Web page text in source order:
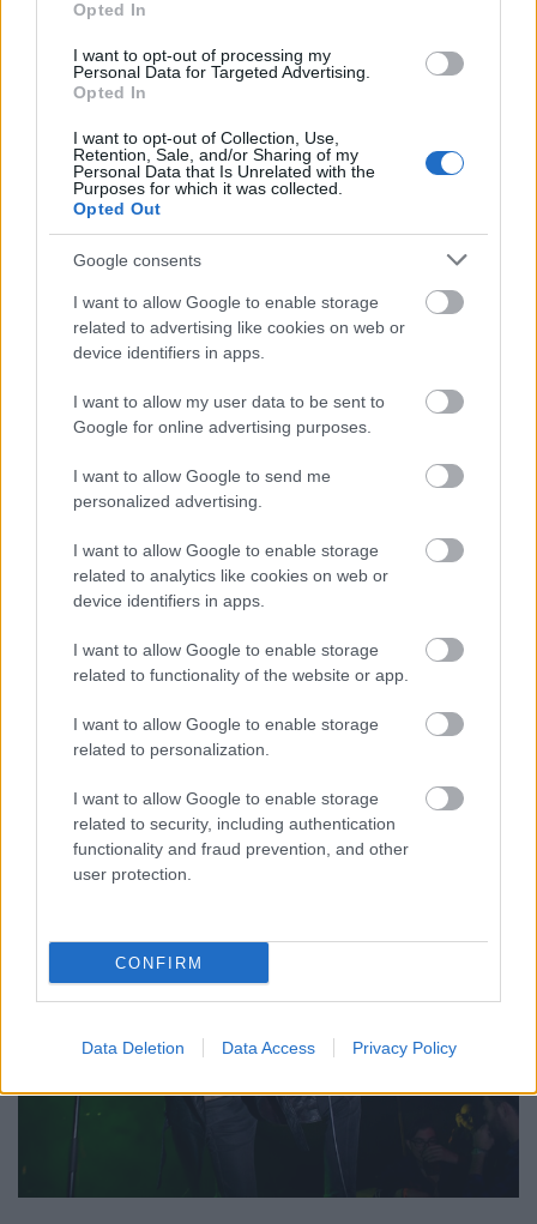
Opted In
I want to opt-out of processing my
Personal Data for Targeted Advertising.
Opted In
I want to opt-out of Collection, Use,
Retention, Sale, and/or Sharing of my
Personal Data that Is Unrelated with the
Purposes for which it was collected.
Opted Out
Google consents
I want to allow Google to enable storage
related to advertising like cookies on web or
device identifiers in apps.
I want to allow my user data to be sent to
Google for online advertising purposes.
I want to allow Google to send me
personalized advertising.
I want to allow Google to enable storage
related to analytics like cookies on web or
device identifiers in apps.
I want to allow Google to enable storage
related to functionality of the website or app.
I want to allow Google to enable storage
related to personalization.
I want to allow Google to enable storage
related to security, including authentication
functionality and fraud prevention, and other
user protection.
CONFIRM
Data Deletion Data Access Privacy Policy
Végül elérkezett az ő idejük is a bizonyításra. A
zenekar, amit feltűnésekor az egyik dán napilap
jellemzett, szenvtelenül játssza el dalait. A műsort jól
érezhetően áthatja az a náci könyörtelenség, ami az
Iceage imázsából és klipjeiből is árad. Elias, az
énekes flegmán, egy kamasz Morissey eleganciájával
én is elismerően), míg az együttes többi tagja
shoegaze-es szerénységgel és kevélységgel igyekszik
minél kevesebb feltűnést kelteni. A dalszerzés ugyan
nem az erősségük, noha a második lemezen már
egészen fülbemászó dallamok is akadnak, a
vegyített és telített hangzás élőben is jól funkcionál.
Valóban jelen van a posztpunk borongóssága, a
hardcore elkeseredett dühe, és ez az új, mérséklődő
vonal, ami felé a második lemez is közelít, és amit
Elias másik zenekara, a Vår határozottan képvisel.
De hogy tényleg ez lenne „a punk-rock G-pontja”,
a debütlemez kapcsán, az már erősen kétséges. Ez a
viszonylag izgalmas ötvözet valóban érdekes a
elhinni, hogy ez vezetne majd el a következő
rockforradalomhoz.